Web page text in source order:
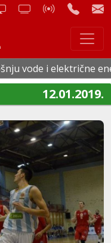
i električne
12.01.2019.